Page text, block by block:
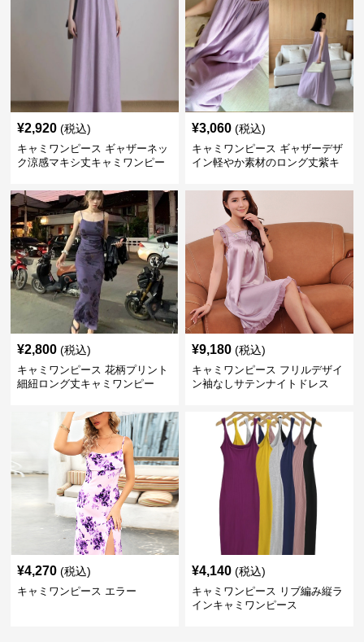
¥2,920 (税込)
キャミワンピース ギャザーネッ
ク涼感マキシ丈キャミワンピー
¥3,060 (税込)
キャミワンピース ギャザーデザ
イン軽やか素材のロング丈紫キ
¥2,800 (税込)
キャミワンピース 花柄プリント
細紐ロング丈キャミワンピー
¥9,180 (税込)
キャミワンピース フリルデザイ
ン袖なしサテンナイトドレス
¥4,270 (税込)
キャミワンピース エラー
¥4,140 (税込)
キャミワンピース リブ編み縦ラ
インキャミワンピース